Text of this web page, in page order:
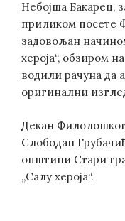
Небојша Бакарец,
приликом посете
задовољан
хероја“, обзиром
водили рачуна да
оригинални
Декан
Слободан
општини Стари
„Салу хероја“.